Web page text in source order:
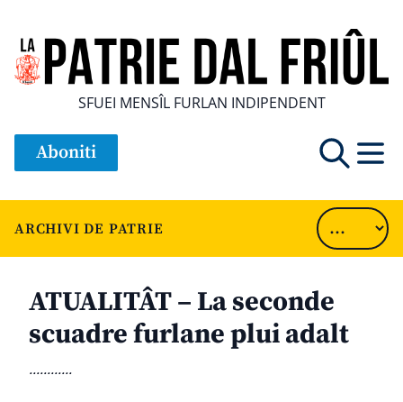
SFUEI MENSÎL FURLAN INDIPENDENT
Aboniti
ARCHIVI DE PATRIE
ATUALITÂT – La seconde
scuadre furlane plui adalt
............